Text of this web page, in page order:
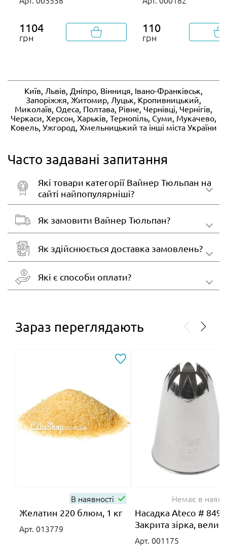
1104
грн
110
грн
Київ, Львів, Дніпро, Вінниця, Івано-Франківськ,
Запоріжжя, Житомир, Луцьк, Кропивницький,
Миколаїв, Одеса, Полтава, Рівне, Чернівці, Чернігів,
Черкаси, Херсон, Харьків, Тернопіль, Суми, Мукачево,
Ковель, Ужгород, Хмельницький та інші міста України
Часто задавані запитання
Які товари категорії Вайнер Тюльпан на
сайті найпопулярніші?
Як замовити Вайнер Тюльпан?
Як здійснюється доставка замовлень?
Які є способи оплати?
Зараз переглядають
В наявності
Желатин 220 блюм, 1 кг
Арт. 013779
Немає в
Насадка Ateco # 849
Закрита зірка,
Арт. 001175